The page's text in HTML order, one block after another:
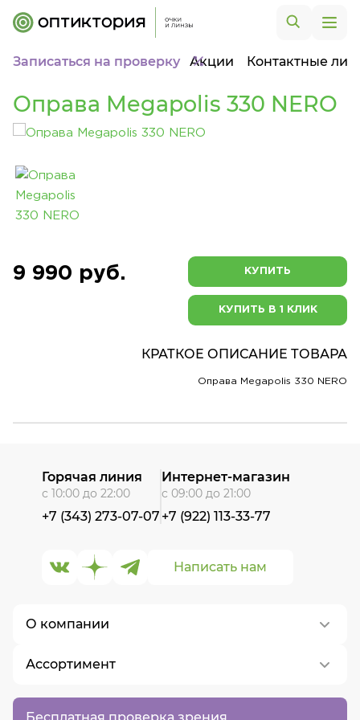
Записаться на проверку Акции Контактные
Оправа Megapolis 330 NERO
9 990 руб. КУПИТЬ
КУПИТЬ В 1 КЛИК
КРАТКОЕ ОПИСАНИЕ ТОВАРА
Оправа Megapolis 330 NERO
Бесплатная проверка зрения
О компании
О нас
Контакты
Ассортимент
Написать нам
Горячая линия
с 10:00 до 22:00
+7 (343) 273-07-07
Интернет-магазин
с 09:00 до 21:00
+7 (922) 113-33-77